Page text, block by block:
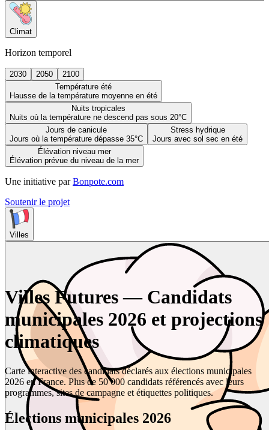
Climat
Horizon temporel
2030 2050
2100
Température été
Hausse de la température moyenne en été
Nuits tropicales
Nuits où la température ne descend pas sous 20°C
Jours de canicule
Jours où la température dépasse 35°C
Stress hydrique
Jours avec sol sec en été
Élévation niveau mer
Élévation prévue du niveau de la mer
Une initiative par Bonpote.com
Soutenir le projet
Villes
Villes Futures — Candidats
municipales 2026 et projections
climatiques
Carte interactive des candidats déclarés aux élections municipales
2026 en France. Plus de 50 000 candidats référencés avec leurs
programmes, sites de campagne et étiquettes politiques.
Élections municipales 2026